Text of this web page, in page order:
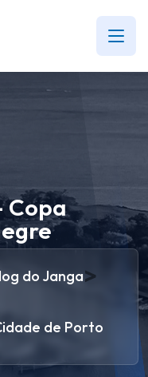
Copa
do Janga>
de Porto